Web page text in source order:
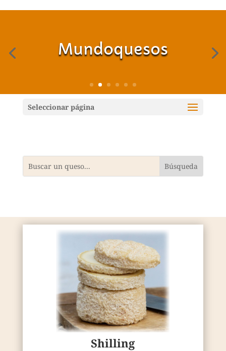
Mundoquesos
Seleccionar página
Shilling